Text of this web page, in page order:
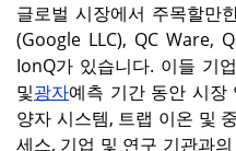
글로벌 시장에서 주목할만
(Google LLC), QC Ware,
IonQ가 있습니다. 이들 기
및광자예측 기간 동안 시장
양자 시스템, 트랩 이온 및
세스, 기업 및 연구 기관과